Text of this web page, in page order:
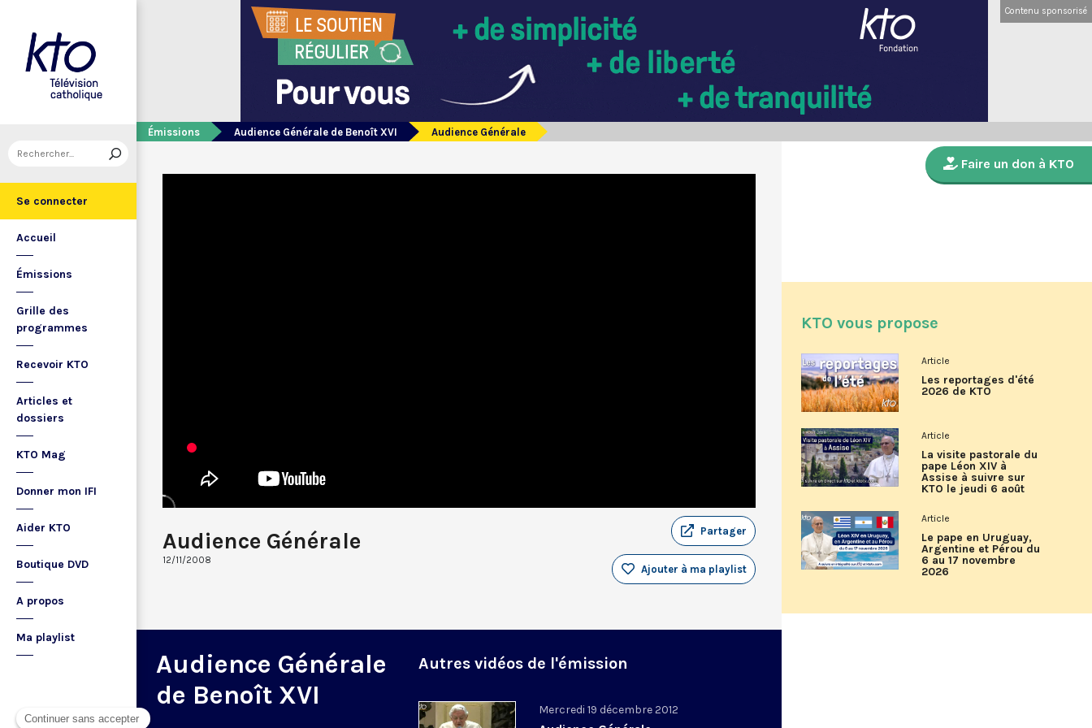
Se connecter
Accueil
Émissions
Grille des
programmes
Recevoir KTO
Articles et
dossiers
KTO Mag
Donner mon IFI
Aider KTO
Boutique DVD
A propos
Ma playlist
Contenu sponsorisé
Émissions Audience Générale de Benoît XVI Audience Générale
Audience Générale
12/11/2008
Partager
Ajouter à ma playlist
Audience Générale
de Benoît XVI
Autres vidéos de l'émission
Mercredi 19 décembre 2012
Faire un don à KTO
KTO vous propose
Article
Les reportages d'été
2026 de KTO
Article
La visite pastorale du
pape Léon XIV à
Assise à suivre sur
KTO le jeudi 6 août
Article
Le pape en Uruguay,
Argentine et Pérou du
6 au 17 novembre
2026